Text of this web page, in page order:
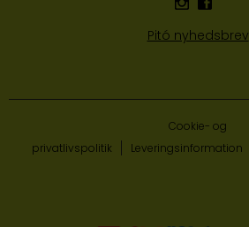
Pitó nyhedsbrev
Cookie- og
privatlivspolitik
Leveringsinformation